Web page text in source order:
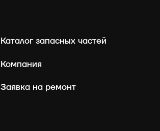
Каталог запасных частей
Компания
Заявка на ремонт